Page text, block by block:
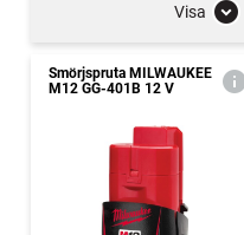
Visa
Smörjspruta MILWAUKEE
M12 GG-401B 12 V